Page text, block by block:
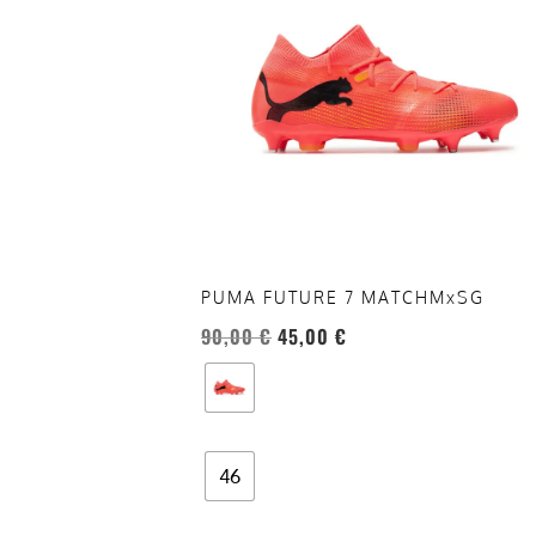
PUMA FUTURE 7 MATCHMxSG
90,00€ 45,00 €
46
varianti.
opzioni
possono
del
prodotto